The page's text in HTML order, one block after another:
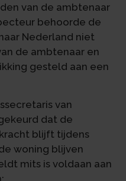
van de ambtenaar
behoorde de
Nederland niet
de ambtenaar en
gesteld aan een
van
dat de
blijft tijdens
woning blijven
mits is voldaan aan